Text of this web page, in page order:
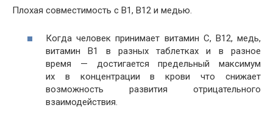
Плохая совместимость с В1, В12 и медью.
Когда человек принимает витамин С, В12, медь,
витамин В1 в разных таблетках и в разное
время — достигается предельный максимум
их в концентрации в крови что снижает
возможность развития отрицательного
взаимодействия.